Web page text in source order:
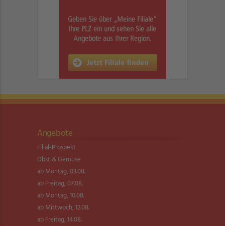
Angebote
Filial-Prospekt
Obst & Gemüse
ab Montag, 03.08.
ab Freitag, 07.08.
ab Montag, 10.08.
ab Mittwoch, 12.08.
ab Freitag, 14.08.